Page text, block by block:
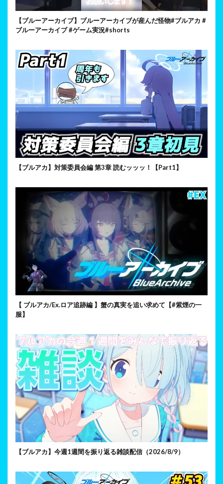
【ブルーアーカイブ】ブルーアーカイブが産んだ怪物#ブルアカ #
ブルーアーカイブ #ゲーム実況#shorts
【ブルアカ】対策委員会編 第3章 読むッッッ！【Part1】
【 ブルアカ/Ex.ロア追跡編 】蟹の真実を追い求めて【#紫煙の一
服】
【ブルアカ】今週1週間を振り返る雑談配信（2026/8/9）